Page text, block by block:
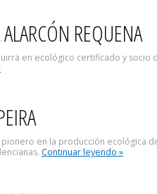
REQUENA
en ecológico certificado y socio
en la producción ecológica
Continuar leyendo »